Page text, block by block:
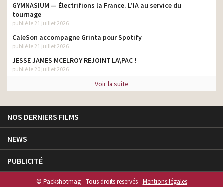
GYMNASIUM — Électrifions la France. L’IA au service du
tournage
publié le 21 juillet 2026
CaleSon accompagne Grinta pour Spotify
publié le 21 juillet 2026
JESSE JAMES MCELROY REJOINT LA\PAC !
publié le 20 juillet 2026
Voir la suite
NOS DERNIERS FILMS
NEWS
PUBLICITÉ
© Packshotmag - Tous droits reservés -Mentions légales